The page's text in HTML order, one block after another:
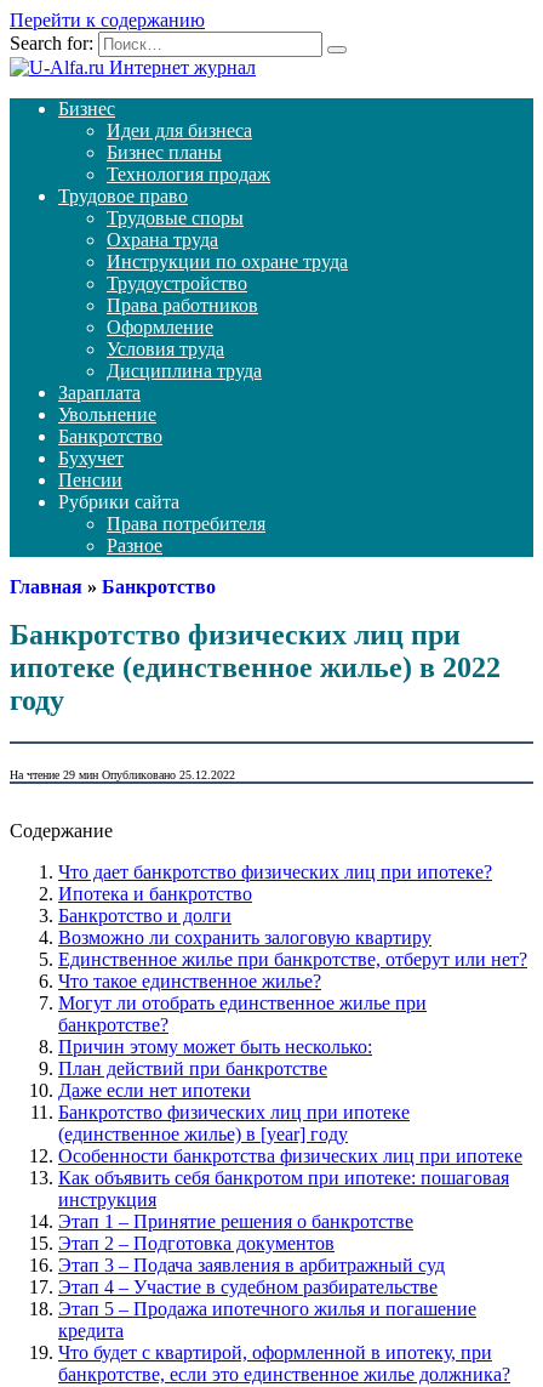
Перейти к содержанию
Search for:
Бизнес
Идеи для бизнеса
Бизнес планы
Технология продаж
Трудовое право
Трудовые споры
Охрана труда
Инструкции по охране труда
Трудоустройство
Права работников
Оформление
Условия труда
Дисциплина труда
Зараплата
Увольнение
Банкротство
Бухучет
Пенсии
Рубрики сайта
Права потребителя
Разное
Главная » Банкротство
Банкротство физических лиц при
ипотеке (единственное жилье) в 2022
году
На чтение 29 мин Опубликовано 25.12.2022
Содержание
Что дает банкротство физических лиц при ипотеке?
Ипотека и банкротство
Банкротство и долги
Возможно ли сохранить залоговую квартиру
Единственное жилье при банкротстве, отберут или нет?
Что такое единственное жилье?
Могут ли отобрать единственное жилье при
банкротстве?
Причин этому может быть несколько:
План действий при банкротстве
Даже если нет ипотеки
Банкротство физических лиц при ипотеке
(единственное жилье) в [year] году
Особенности банкротства физических лиц при ипотеке
Как объявить себя банкротом при ипотеке: пошаговая
инструкция
Этап 1 – Принятие решения о банкротстве
Этап 2 – Подготовка документов
Этап 3 – Подача заявления в арбитражный суд
Этап 4 – Участие в судебном разбирательстве
Этап 5 – Продажа ипотечного жилья и погашение
кредита
Что будет с квартирой, оформленной в ипотеку, при
банкротстве, если это единственное жилье должника?